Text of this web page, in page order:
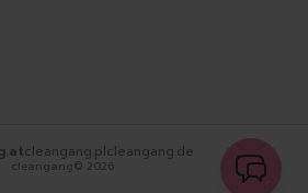
cleangang.plcleangang.de
cleangang© 2026
senden